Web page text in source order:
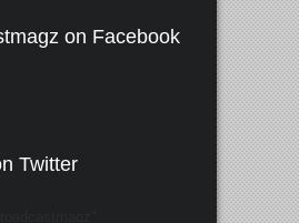
on Facebook
Twitter